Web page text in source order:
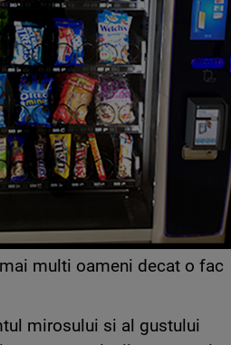
multi oameni decat o fac
mirosului si al gustului